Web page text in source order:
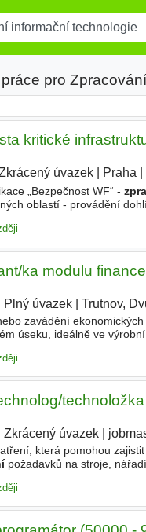
pro
kritické
úvazek Praha
„Bezpečnost WF“ -
oblastí - provádění
ka modulu
Plný úvazek| Trutnov,
zavádění ekonomických
úseku, ideálně ve
Zkrácený úvazek|
která pomohou
požadavků na stroje,